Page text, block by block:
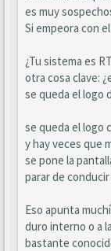
es muy
Si empeora con
¿Tu sistema es
otra cosa clave:
se queda el logo
se queda el logo
y hay veces que
se pone la
parar de conducir
Eso apunta
duro interno o a
bastante